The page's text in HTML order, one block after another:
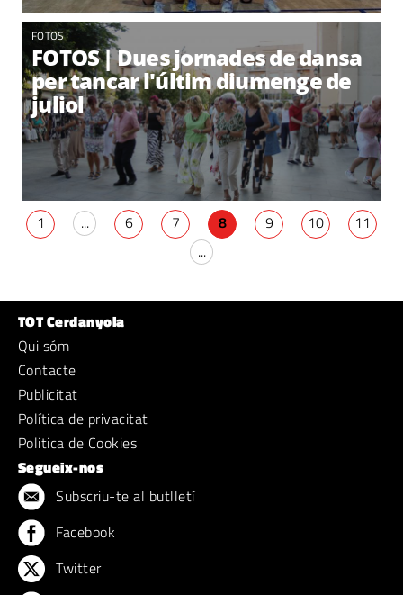
FOTOS
FOTOS | Dues jornades de dansa
per tancar l'últim diumenge de
juliol
1 ... 6 7 8 9 10
11
...
TOT Cerdanyola
Qui sóm
Contacte
Publicitat
Política de privacitat
Politica de Cookies
Segueix-nos
Subscriu-te al butlletí
Facebook
Twitter